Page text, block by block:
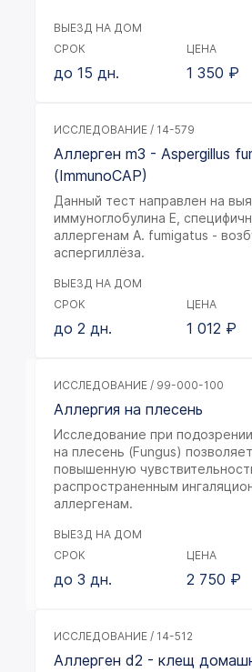
ВЫЕЗД НА ДОМ
СРОК
до 15 дн.
ЦЕНА
1 350 ₽
ИССЛЕДОВАНИЕ / 14-579
Аллерген m3 - Aspergillus
(ImmunoCAP)
Данный тест направлен на
иммуноглобулина Е,
аллергенам A. fumigatus -
аспергиллёза.
ВЫЕЗД НА ДОМ
СРОК
до 2 дн.
ЦЕНА
1 012 ₽
ИССЛЕДОВАНИЕ / 99-000-100
Аллергия на плесень
Исследование при
на плесень (Fungus)
повышенную
распространенным
аллергенам.
ВЫЕЗД НА ДОМ
СРОК
до 3 дн.
ЦЕНА
2 750 ₽
ИССЛЕДОВАНИЕ / 14-512
Аллерген d2 - клещ